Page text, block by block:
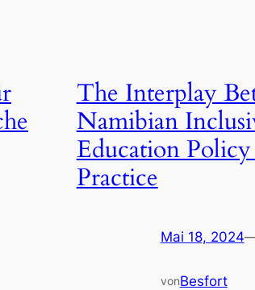
The Interplay
Namibian
Education
Practice
Mai 18, 2024
vonBesfort